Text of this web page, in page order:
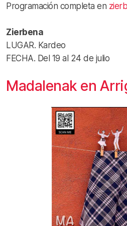
Programación completa en
Zierbena
LUGAR. Kardeo
FECHA. Del 19 al 24 de julio
Madalenak en